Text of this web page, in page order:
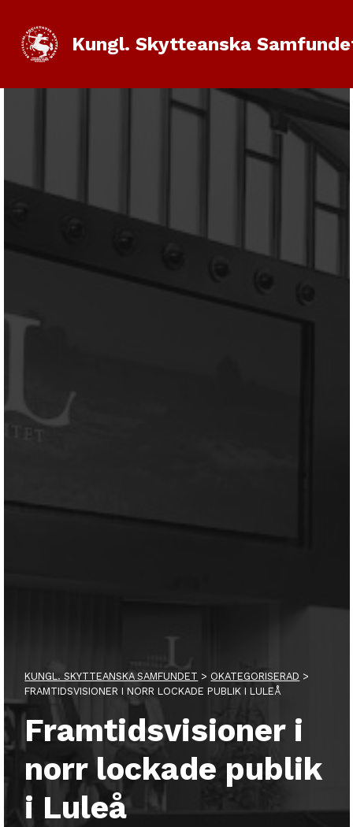
Kungl. Skytteanska
KUNGL. SKYTTEANSKA SAMFUNDET > OKATEGORISERAD >
FRAMTIDSVISIONER I NORR LOCKADE PUBLIK I LULEÅ
Framtidsvisioner i
norr lockade publik
i Luleå